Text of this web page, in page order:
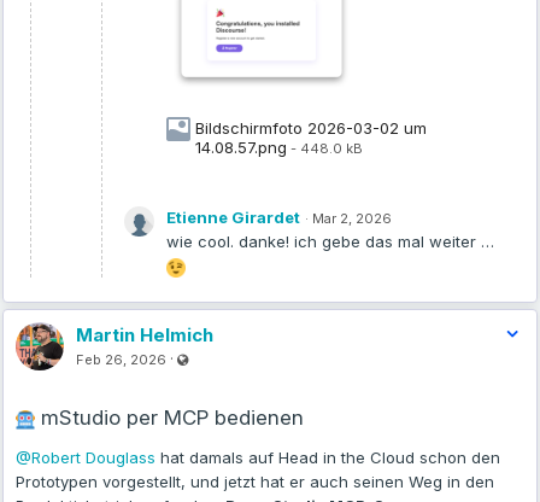
Neu dokumentiert:
/v2/stacks/{stackId}/services/
Wichtig, wenn ihr mitmutable Tagswie latest
arbeitet und
gezielt ein neues Image nachziehen wollt.
→ Siehe: API-Referenz Container – Service-Aktionen
Um solche Änderungen nicht zufällig zu entdecken, nutze ich
einen kleinen Workflow mit dem
https://hub.docker.com/mcp/server/fetch/overview
Image: mcp/fetch
Bildschirmfoto 2026-03-02 um
14.08.57.png - 448.0 kB
Etienne Girardet · Mar 2, 2026
wie cool. danke! ich gebe das mal weiter …
Martin Helmich
Feb 26, 2026 ·
mStudio per MCP bedienen
@Robert Douglass hat damals auf Head in the Cloud schon den
Prototypen vorgestellt, und jetzt hat er auch seinen Weg in den